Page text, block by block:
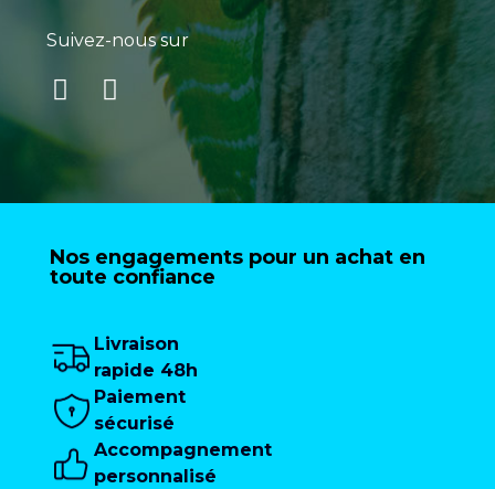
Suivez-nous sur
Nos engagements pour un achat en
toute confiance
Livraison
rapide 48h
Paiement
sécurisé
Accompagnement
personnalisé